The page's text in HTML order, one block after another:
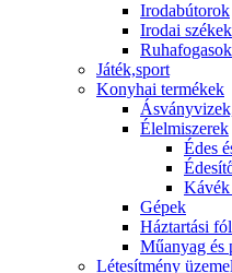
Irodabútorok
Irodai székek
Ruhafogasok
Játék,sport
Konyhai termékek
Élelmiszerek
Édes
Kávék
Gépek
Háztartási
Műanyag és
Létesítmény